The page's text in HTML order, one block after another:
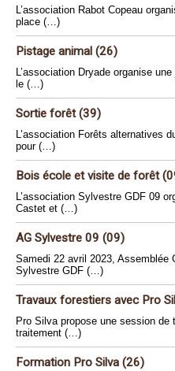
L’association Rabot Copeau
place (…)
Pistage animal (26)
L’association Dryade organise
le (…)
Sortie forêt (39)
L’association Forêts alternatives
pour (…)
Bois école et visite de forêt
L’association Sylvestre GDF 09
Castet et (…)
AG Sylvestre 09 (09)
Samedi 22 avril 2023, Assemblée
Sylvestre GDF (…)
Travaux forestiers avec Pro
Pro Silva propose une session
traitement (…)
Formation Pro Silva (26)